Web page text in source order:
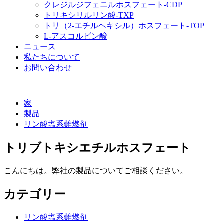
クレジルジフェニルホスフェート-CDP
トリキシリルリン酸-TXP
トリ（2-エチルヘキシル）ホスフェート-TOP
L-アスコルビン酸
ニュース
私たちについて
お問い合わせ
家
製品
リン酸塩系難燃剤
トリブトキシエチルホスフェート
こんにちは。弊社の製品についてご相談ください。
カテゴリー
リン酸塩系難燃剤